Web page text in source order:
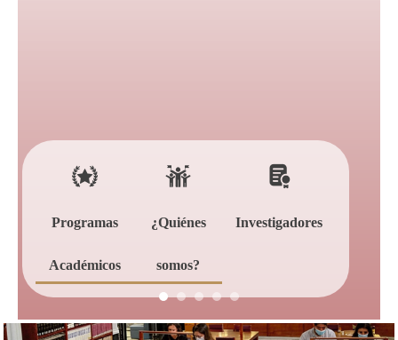
Programas
Académicos
¿Quiénes
somos?
Investigadores